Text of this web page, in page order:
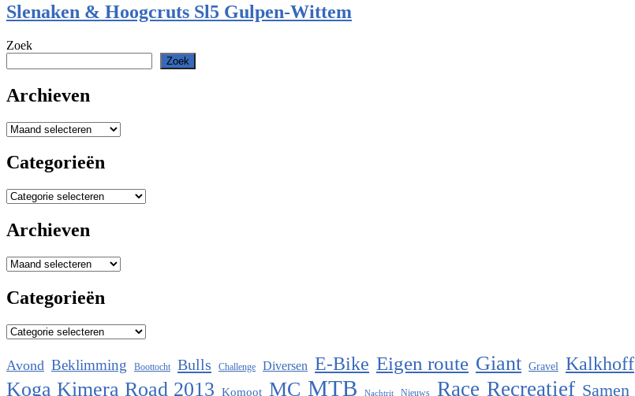
Slenaken & Hoogcruts Sl5 Gulpen-Wittem
Zoek
Zoek
Archieven
Archieven
Categorieën
Categorieën
Archieven
Archieven
Categorieën
Categorieën
Avond Beklimming Boottocht Bulls Challenge Diversen E-Bike Eigen route Giant Gravel Kalkhoff
Koga Kimera Road 2013 Komoot MC MTB Nachtrit Nieuws Race Recreatief Samen